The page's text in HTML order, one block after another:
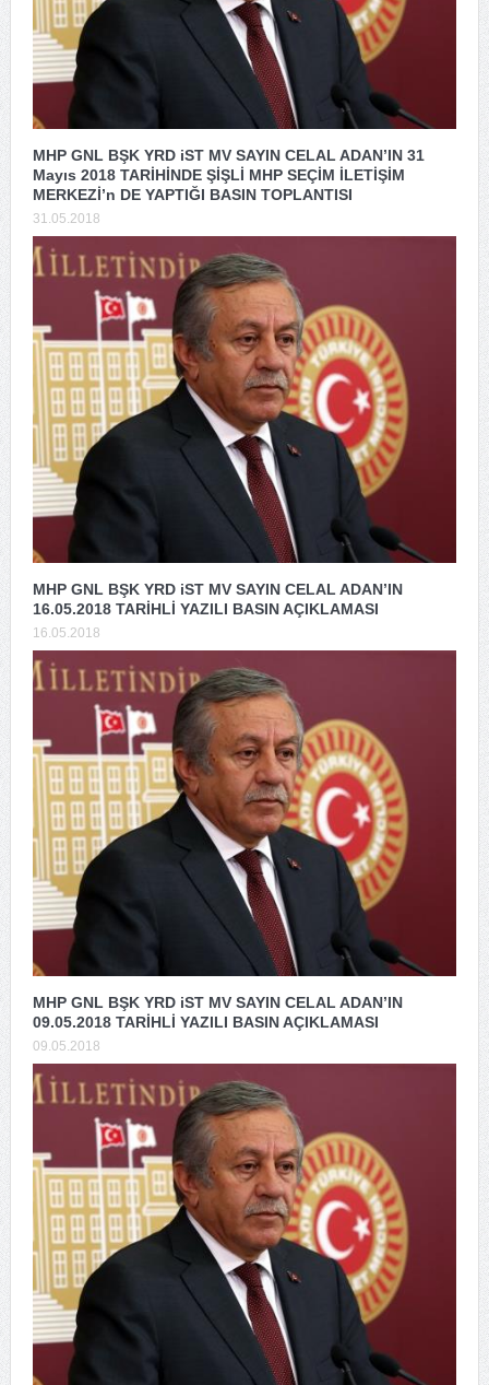
MHP GNL BŞK YRD iST MV SAYIN CELAL ADAN’IN 31
Mayıs 2018 TARİHİNDE ŞİŞLİ MHP SEÇİM İLETİŞİM
MERKEZİ’n DE YAPTIĞI BASIN TOPLANTISI
31.05.2018
MHP GNL BŞK YRD iST MV SAYIN CELAL ADAN’IN
16.05.2018 TARİHLİ YAZILI BASIN AÇIKLAMASI
16.05.2018
MHP GNL BŞK YRD iST MV SAYIN CELAL ADAN’IN
09.05.2018 TARİHLİ YAZILI BASIN AÇIKLAMASI
09.05.2018